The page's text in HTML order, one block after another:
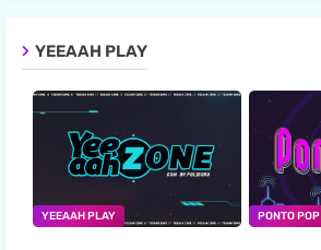
YEEAAH PLAY
YEEAAH PLAY PONTO POP